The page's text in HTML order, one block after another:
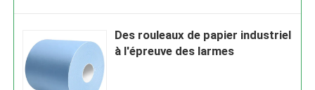
Des rouleaux de papier industriel
à l'épreuve des larmes